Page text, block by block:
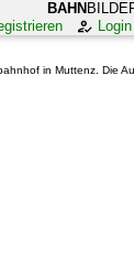
BAHN
Login
in Muttenz. Die